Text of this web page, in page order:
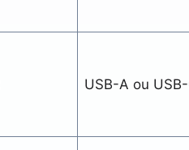
USB-A ou